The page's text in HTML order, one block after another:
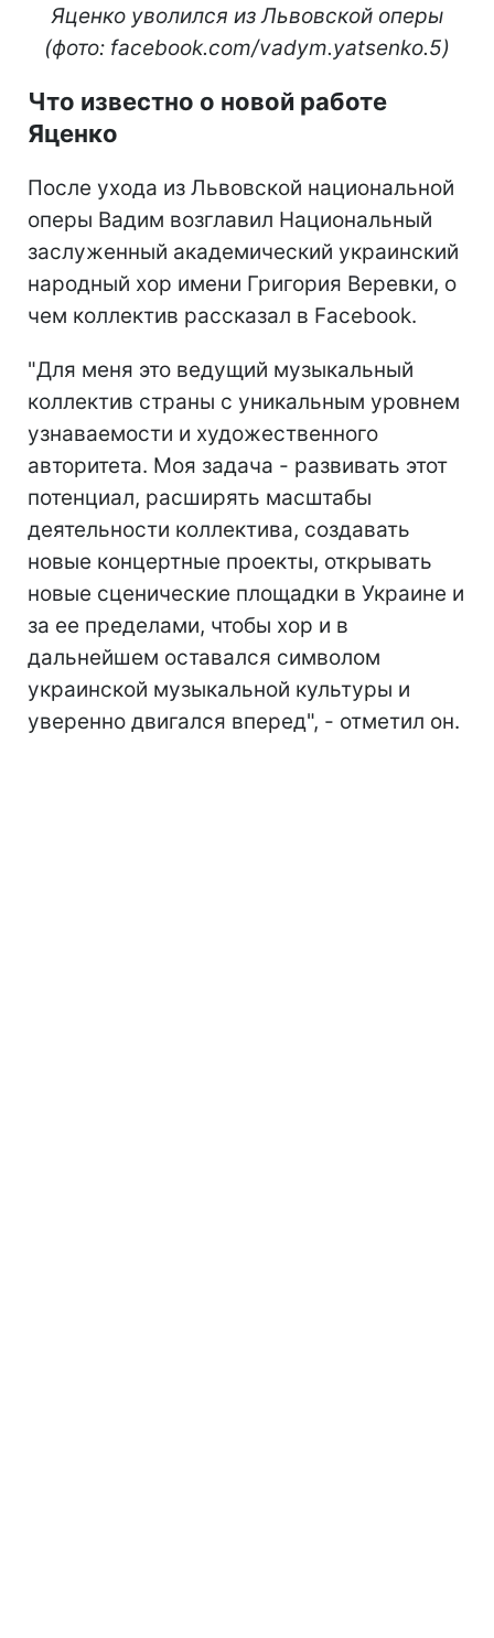
Яценко уволился из Львовской оперы
(фото: facebook.com/vadym.yatsenko.5)
Что известно о новой работе
Яценко
После ухода из Львовской национальной
оперы Вадим возглавил Национальный
заслуженный академический украинский
народный хор имени Григория Веревки, о
чем коллектив рассказал в Facebook.
"Для меня это ведущий музыкальный
коллектив страны с уникальным уровнем
узнаваемости и художественного
авторитета. Моя задача - развивать этот
потенциал, расширять масштабы
деятельности коллектива, создавать
новые концертные проекты, открывать
новые сценические площадки в Украине и
за ее пределами, чтобы хор и в
дальнейшем оставался символом
украинской музыкальной культуры и
уверенно двигался вперед", - отметил он.